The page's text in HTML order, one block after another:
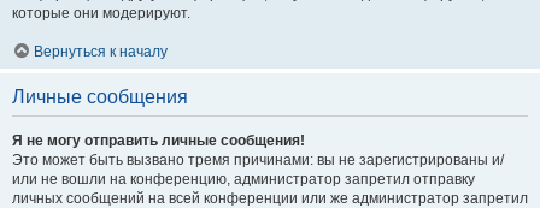
которые они модерируют.
Вернуться к началу
Личные сообщения
Я не могу отправить личные сообщения!
Это может быть вызвано тремя причинами: вы не зарегистрированы и/
или не вошли на конференцию, администратор запретил отправку
личных сообщений на всей конференции или же администратор запретил